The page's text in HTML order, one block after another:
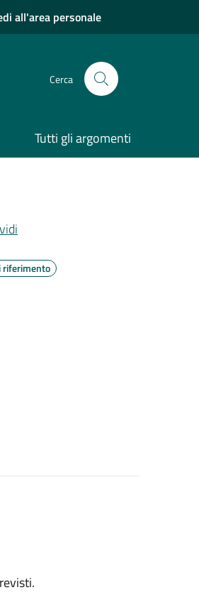
all'area personale
Cerca
Tutti gli argomenti
riferimento